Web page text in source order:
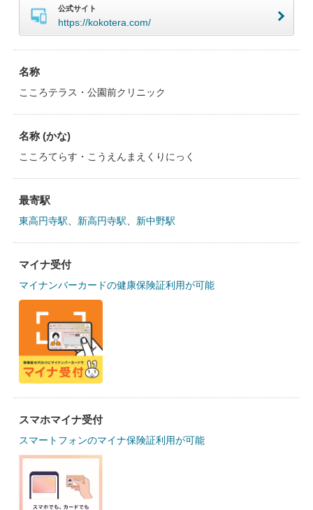
公式サイト
https://kokotera.com/
名称
こころテラス・公園前クリニック
名称 (かな)
こころてらす・こうえんまえくりにっく
最寄駅
東高円寺駅 新高円寺駅 新中野駅
マイナ受付
マイナンバーカードの健康保険証利用が可能
スマホマイナ受付
スマートフォンのマイナ保険証利用が可能